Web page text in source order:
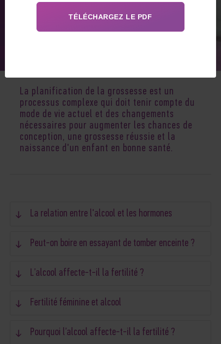
La planification de la grossesse est un
processus complexe qui doit tenir compte du
mode de vie actuel et des changements
nécessaires pour augmenter les chances de
conception, une grossesse réussie et la
naissance d'un enfant en bonne santé.
La relation entre l'alcool et les hormones
Peut-on boire en essayant de tomber enceinte ?
L’alcool affecte-t-il la fertilité ?
Fertilité féminine et alcool
Pourquoi l’alcool affecte-t-il la fertilité ?